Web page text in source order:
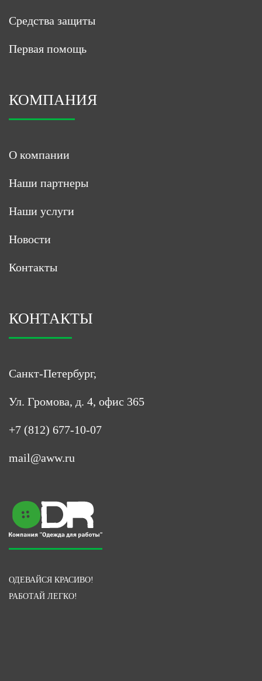
Средства защиты
Первая помощь
КОМПАНИЯ
О компании
Наши партнеры
Наши услуги
Новости
Контакты
КОНТАКТЫ
Санкт-Петербург,
Ул. Громова, д. 4, офис 365
+7 (812) 677-10-07
mail@aww.ru
ОДЕВАЙСЯ КРАСИВО!
РАБОТАЙ ЛЕГКО!